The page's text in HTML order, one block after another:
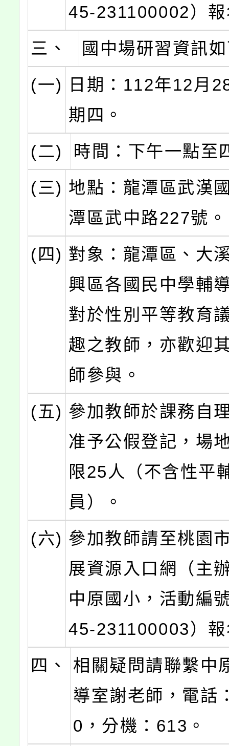
45-231100002）
三、
國中場研習資訊
(一)
日期：112年12月
期四。
(二)
時間：下午一點至
(三) 地點：龍潭區武漢
潭區武中路227號。
(四) 對象：龍潭區、大
興區各國民中學輔
對於性別平等教育
趣之教師，亦歡迎
師參與。
(五) 參加教師於課務自
准予公假登記，場
限25人（不含性平
員）。
(六) 參加教師請至桃園
展資源入口網（主
中原國小，活動編
45-231100003）
四、
相關疑問請聯繫中
導室謝老師，電話
0，分機：613。